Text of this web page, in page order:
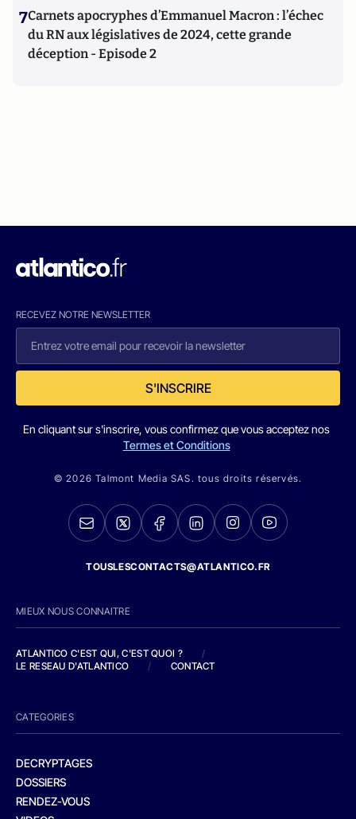
7Carnets apocryphes d’Emmanuel Macron : l’échec
du RN aux législatives de 2024, cette grande
déception - Episode 2
RECEVEZ NOTRE NEWSLETTER
S'INSCRIRE
En cliquant sur s'inscrire, vous confirmez que vous acceptez nos
Termes et Conditions
© 2026 Talmont Media SAS. tous droits réservés.
TOUSLESCONTACTS@ATLANTICO.FR
MIEUX NOUS CONNAITRE
ATLANTICO C'EST QUI, C'EST QUOI ?
/
LE RESEAU D'ATLANTICO
/ CONTACT
CATEGORIES
DECRYPTAGES
DOSSIERS
RENDEZ-VOUS